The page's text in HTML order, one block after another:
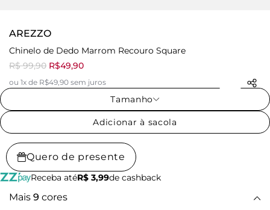
AREZZO
Chinelo de Dedo Marrom Recouro Square
R$ 99,90 R$49,90
ou 1x de R$49,90 sem juros
Tamanho
Adicionar à sacola
Quero de presente
Receba atéR$ 3,99de cashback
Mais 9 cores